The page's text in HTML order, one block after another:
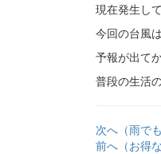
現在発生し
今回の台風
予報が出て
普段の生活
次へ（雨で
前へ（お得